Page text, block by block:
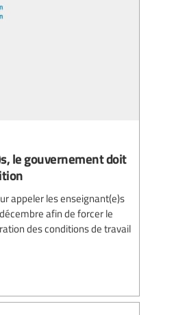
le gouvernement doit
appeler les enseignant(e)s
afin de forcer le
des conditions de travail